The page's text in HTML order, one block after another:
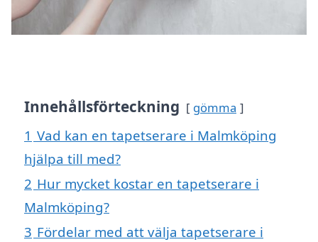
Innehållsförteckning gömma
1 Vad kan en tapetserare i Malmköping
hjälpa till med?
2 Hur mycket kostar en tapetserare i
Malmköping?
3 Fördelar med att välja tapetserare i